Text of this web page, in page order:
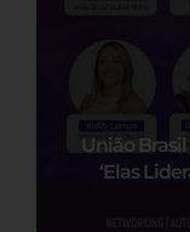
União
‘Elas